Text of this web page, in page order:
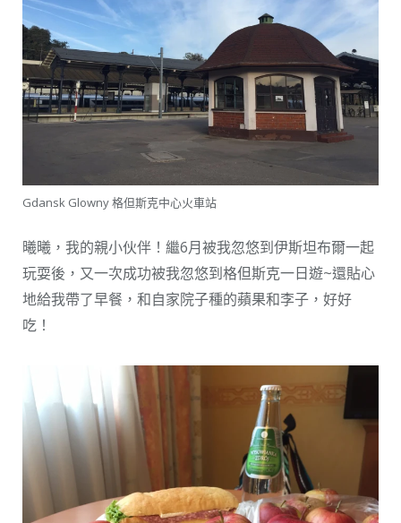
Gdansk Glowny 格但斯克中心火車站
曦曦，我的親小伙伴！繼6月被我忽悠到伊斯坦布爾一起
玩耍後，又一次成功被我忽悠到格但斯克一日遊~還貼心
地給我帶了早餐，和自家院子種的蘋果和李子，好好
吃！